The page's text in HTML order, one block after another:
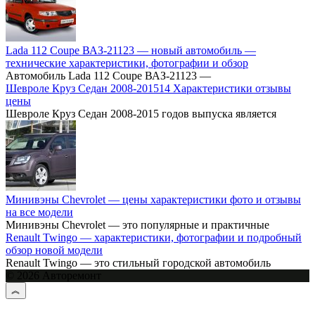
Lada 112 Coupe ВАЗ-21123 — новый автомобиль —
технические характеристики, фотографии и обзор
Автомобиль Lada 112 Coupe ВАЗ-21123 —
Шевроле Круз Cедан 2008-201514 Характеристики отзывы
цены
Шевроле Круз Седан 2008-2015 годов выпуска является
Минивэны Chevrolet — цены характеристики фото и отзывы
на все модели
Минивэны Chevrolet — это популярные и практичные
Renault Twingo — характеристики, фотографии и подробный
обзор новой модели
Renault Twingo — это стильный городской автомобиль